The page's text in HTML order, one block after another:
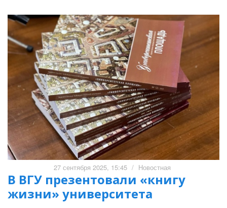
27 сентября 2025, 15:45 / Новостная
В ВГУ презентовали «книгу
жизни» университета